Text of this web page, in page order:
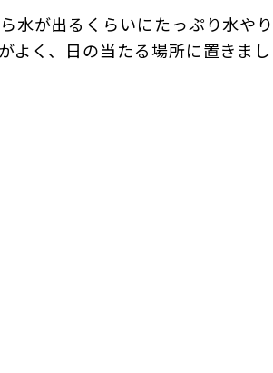
水が出るくらいにたっぷり水や
よく、日の当たる場所に置きまし